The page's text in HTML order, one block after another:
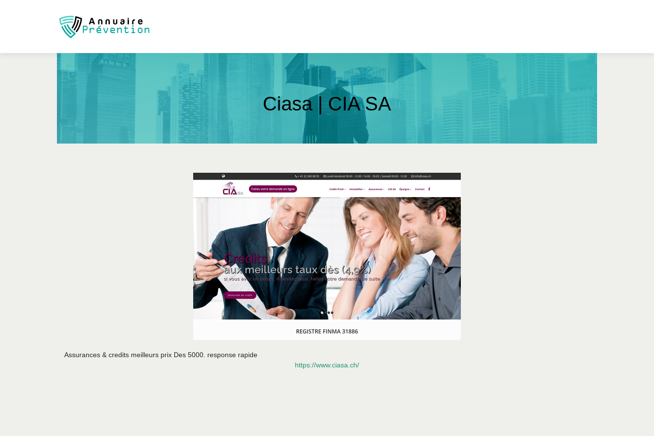
Ciasa | CIA SA
Assurances & credits meilleurs prix Des 5000. response rapide
https://www.ciasa.ch/